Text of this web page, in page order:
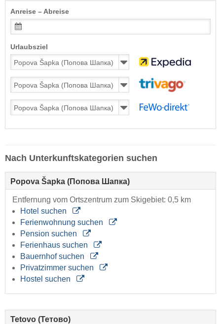
Anreise – Abreise
Urlaubsziel
Nach Unterkunftskategorien suchen
Popova Šapka (Попова Шапка)
Entfernung vom Ortszentrum zum Skigebiet: 0,5 km
Hotel suchen
Ferienwohnung suchen
Pension suchen
Ferienhaus suchen
Bauernhof suchen
Privatzimmer suchen
Hostel suchen
Tetovo (Тетово)